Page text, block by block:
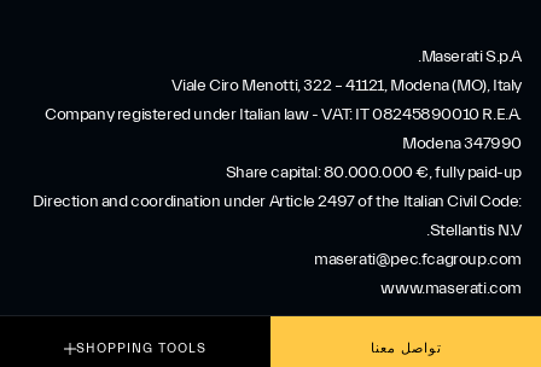
Maserati S.p.A.
Viale Ciro Menotti, 322 – 41121, Modena (MO), Italy
Company registered under Italian law - VAT: IT 08245890010 R.E.A.
Modena 347990
Share capital: 80.000.000 €, fully paid-up
Direction and coordination under Article 2497 of the Italian Civil Code:
Stellantis N.V.
maserati@pec.fcagroup.com
www.maserati.com
تواصل معنا SHOPPING TOOLS